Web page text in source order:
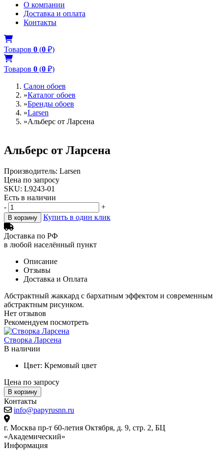
О компании
Доставка и оплата
Контакты
Товаров 0 (0 ₽)
Товаров 0 (0 ₽)
Салон обоев
»Каталог обоев
»Бренды обоев
»Larsen
»Альберс от Ларсена
Альберс от Ларсена
Производитель: Larsen
Цена по запросу
SKU: L9243-01
Есть в наличии
-
+
В корзину Купить в один клик
Доставка по РФ
в любой населённый пункт
Описание
Отзывы
Доставка и Оплата
Абстрактный жаккард с бархатным эффектом и современным
абстрактным рисунком.
Нет отзывов
Рекомендуем посмотреть
Створка Ларсена
В наличии
Цвет: Кремовый цвет
Цена по запросу
В корзину
Контакты
info@papyrusnn.ru
г. Москва пр-т 60-летия Октября, д. 9, стр. 2, БЦ
«Академический»
Информация